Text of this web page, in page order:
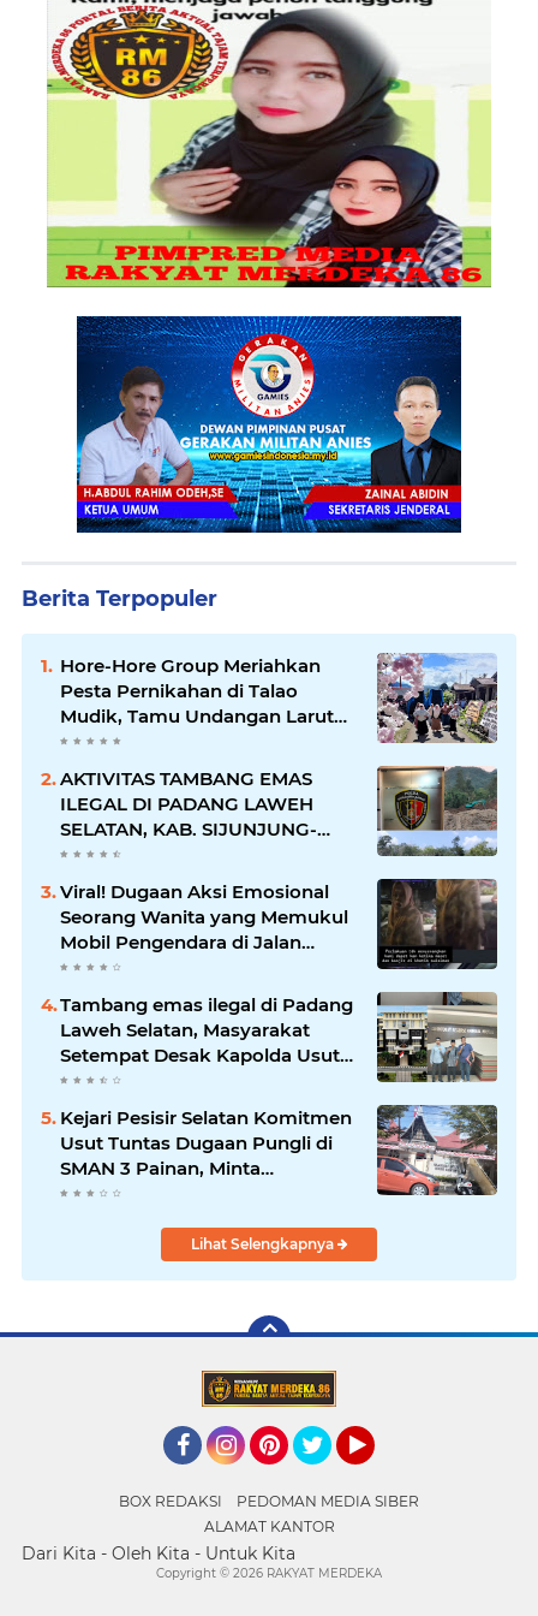
Berita Terpopuler
Hore-Hore Group Meriahkan
Pesta Pernikahan di Talao
Mudik, Tamu Undangan Larut
dalam Suasana Penuh
AKTIVITAS TAMBANG EMAS
ILEGAL DI PADANG LAWEH
SELATAN, KAB. SIJUNJUNG-
SUMBAR SEMAKIN
Viral! Dugaan Aksi Emosional
Seorang Wanita yang Memukul
Mobil Pengendara di Jalan
Khatib Sulaiman
Tambang emas ilegal di Padang
Laweh Selatan, Masyarakat
Setempat Desak Kapolda Usut
Tuntas
Kejari Pesisir Selatan Komitmen
Usut Tuntas Dugaan Pungli di
SMAN 3 Painan, Minta
Inspektorat Sumbar Lakukan
Lihat Selengkapnya
BOX REDAKSI
PEDOMAN MEDIA SIBER
ALAMAT KANTOR
Dari Kita - Oleh Kita - Untuk Kita
Copyright © 2026 RAKYAT MERDEKA